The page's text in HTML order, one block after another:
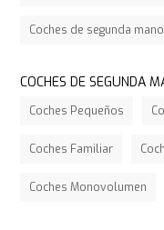
Coches de segunda
COCHES DE SEGUNDA
Coches Pequeños
Coches Familiar
Coches Monovolumen